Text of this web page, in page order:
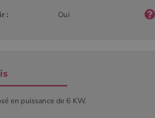
:
Oui
en puissance de 6 KW.